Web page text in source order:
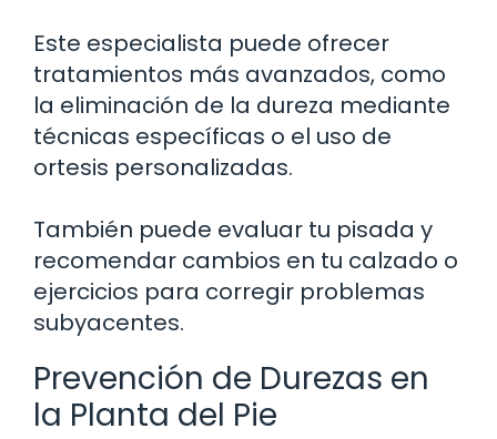
Este especialista puede ofrecer
tratamientos más avanzados, como
la eliminación de la dureza mediante
técnicas específicas o el uso de
ortesis personalizadas.
También puede evaluar tu pisada y
recomendar cambios en tu calzado o
ejercicios para corregir problemas
subyacentes.
Prevención de Durezas en
la Planta del Pie